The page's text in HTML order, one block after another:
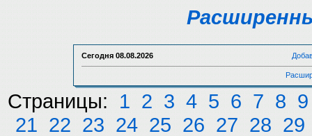
Сегодня 08.08.2026
Страницы: 1 2 3 4 5 6 7 8 9
21 22 23 24 25 26 27 28 29